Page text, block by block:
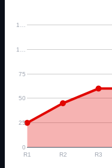
R1 R2 R3
0
25
50
75
1…
1…